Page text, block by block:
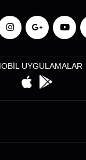
UYGULAMALAR